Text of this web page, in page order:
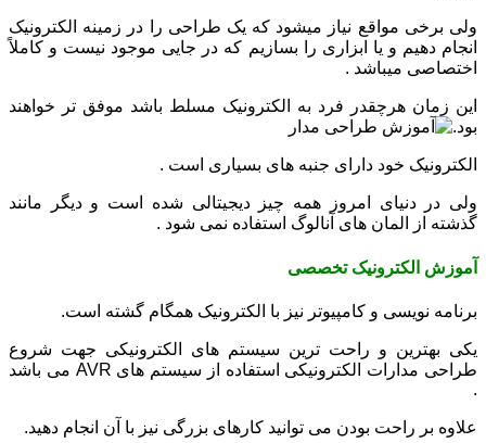
ولی برخی مواقع نیاز میشود که یک طراحی را در زمینه الکترونیک
انجام دهیم و یا ابزاری را بسازیم که در جایی موجود نیست و کاملاً
اختصاصی میباشد .
این زمان هرچقدر فرد به الکترونیک مسلط باشد موفق تر خواهند
بود.
الکترونیک خود دارای جنبه های بسیاری است .
ولی در دنیای امروز همه چیز دیجیتالی شده است و دیگر مانند
گذشته از المان های آنالوگ استفاده نمی شود .
آموزش الکترونیک تخصصی
برنامه نویسی و کامپیوتر نیز با الکترونیک همگام گشته است.
یکی بهترین و راحت ترین سیستم های الکترونیکی جهت شروع
طراحی مدارات الکترونیکی استفاده از سیستم های AVR می باشد
.
علاوه بر راحت بودن می توانید کارهای بزرگی نیز با آن انجام دهید.